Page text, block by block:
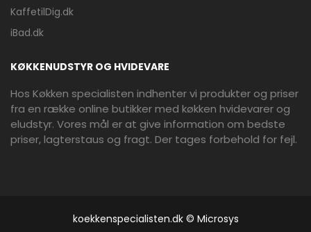
KaffetilDig.dk
iBad.dk
KØKKENUDSTYR OG HVIDEVARE
Hos Køkken specialisten indhenter vi produkter og priser
fra en række online butikker med køkken hvidevarer og
eludstyr. Vores mål er at give information om bedste
priser, lagterstaus og fragt. Der tages forbehold for fejl.
koekkenspecialisten.dk © Microsys